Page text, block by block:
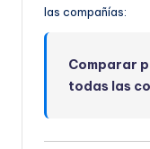
las compañías:
Comparar
todas las